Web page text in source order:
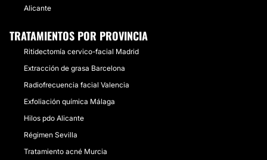
Alicante
TRATAMIENTOS POR PROVINCIA
Ritidectomía cervico-facial Madrid
Extracción de grasa Barcelona
Radiofrecuencia facial Valencia
Exfoliación química Málaga
Hilos pdo Alicante
Régimen Sevilla
Tratamiento acné Murcia